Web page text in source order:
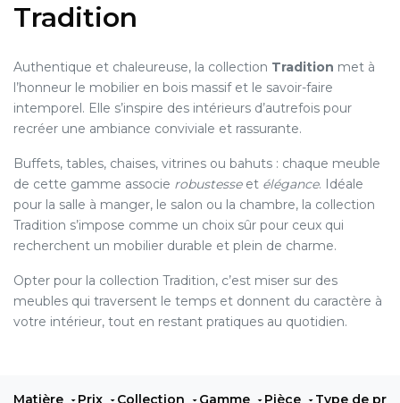
Tradition
Authentique et chaleureuse, la collection Tradition met à
l’honneur le mobilier en bois massif et le savoir-faire
intemporel. Elle s’inspire des intérieurs d’autrefois pour
recréer une ambiance conviviale et rassurante.
Buffets, tables, chaises, vitrines ou bahuts : chaque meuble
de cette gamme associe robustesseet élégance. Idéale
pour la salle à manger, le salon ou la chambre, la collection
Tradition s’impose comme un choix sûr pour ceux qui
recherchent un mobilier durable et plein de charme.
Opter pour la collection Tradition, c’est miser sur des
meubles qui traversent le temps et donnent du caractère à
votre intérieur, tout en restant pratiques au quotidien.
Matière Prix Collection Gamme Pièce Type de